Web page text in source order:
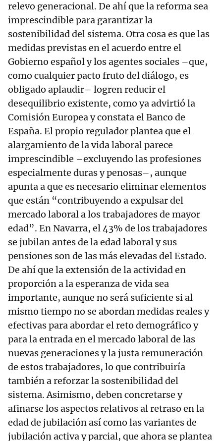
relevo generacional. De ahí que la reforma sea
imprescindible para garantizar la
sostenibilidad del sistema. Otra cosa es que las
medidas previstas en el acuerdo entre el
Gobierno español y los agentes sociales –que,
como cualquier pacto fruto del diálogo, es
obligado aplaudir– logren reducir el
desequilibrio existente, como ya advirtió la
Comisión Europea y constata el Banco de
España. El propio regulador plantea que el
alargamiento de la vida laboral parece
imprescindible –excluyendo las profesiones
especialmente duras y penosas–, aunque
apunta a que es necesario eliminar elementos
que están “contribuyendo a expulsar del
mercado laboral a los trabajadores de mayor
edad”. En Navarra, el 43% de los trabajadores
se jubilan antes de la edad laboral y sus
pensiones son de las más elevadas del Estado.
De ahí que la extensión de la actividad en
proporción a la esperanza de vida sea
importante, aunque no será suficiente si al
mismo tiempo no se abordan medidas reales y
efectivas para abordar el reto demográfico y
para la entrada en el mercado laboral de las
nuevas generaciones y la justa remuneración
de estos trabajadores, lo que contribuiría
también a reforzar la sostenibilidad del
sistema. Asimismo, deben concretarse y
afinarse los aspectos relativos al retraso en la
edad de jubilación así como las variantes de
jubilación activa y parcial, que ahora se plantea